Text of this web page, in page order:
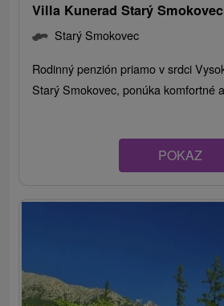
Villa Kunerad Starý Smokovec
Starý Smokovec
Rodinný penzión priamo v srdci
Starý Smokovec, ponúka komfortné
POKAZ